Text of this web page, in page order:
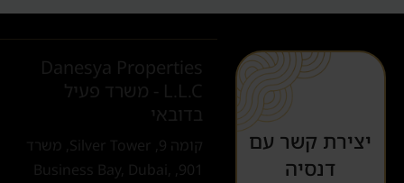
יצירת קשר עם
דנסיה
Danesya Properties
L.L.C - משרד פעיל
בדובאי
קומה 9, Silver Tower, משרד
901, Business Bay, Dubai,